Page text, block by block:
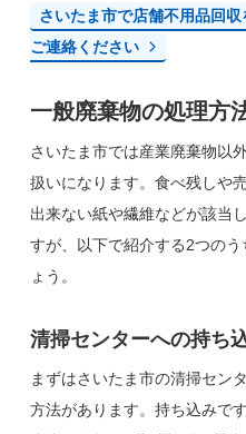
さいたま市で店舗不用品回
ご連絡ください
一般廃棄物の処理方
さいたま市では産業廃棄物以
扱いになります。食べ残しや
出来ない紙や繊維などが該当
すが、以下で紹介する2つの
ょう。
清掃センターへの持ち
まずはさいたま市の清掃セン
方法があります。持ち込みで